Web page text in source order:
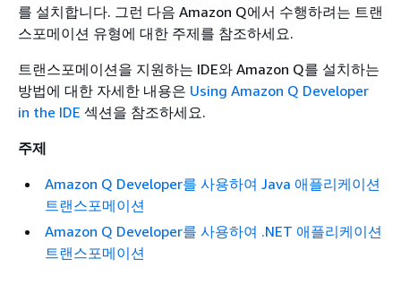
를 설치합니다. 그런 다음 Amazon Q에서 수행하려는 트랜
스포메이션 유형에 대한 주제를 참조하세요.
트랜스포메이션을 지원하는 IDE와 Amazon Q를 설치하는
방법에 대한 자세한 내용은 Using Amazon Q Developer
in the IDE 섹션을 참조하세요.
주제
Amazon Q Developer를 사용하여 Java 애플리케이션
트랜스포메이션
Amazon Q Developer를 사용하여 .NET 애플리케이션
트랜스포메이션